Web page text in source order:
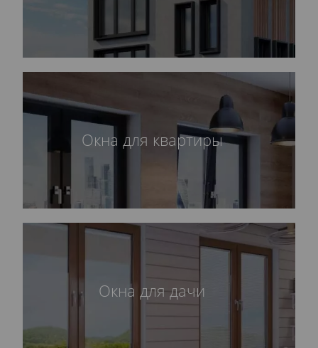
Окна для квартиры
Окна для дачи